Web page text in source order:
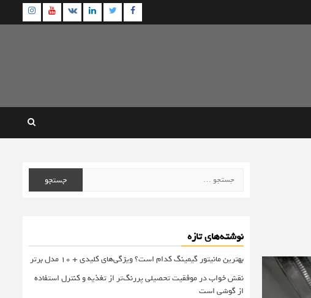
Facebook
Twitter
Linkedin
VK
برای:
نوشته‌های تازه
بهترین مانیتور گیمینگ کدام است؟ ویژگی‌های کلیدی + 10 مدل برتر
نقش خواب در موفقیت تحصیلی پررنگ‌تر از تغذیه و کنترل استفاده
از گوشی است